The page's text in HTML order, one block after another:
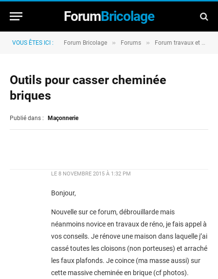
ForumBricolage
VOUS ÊTES ICI : Forum Bricolage » Forums » Forum travaux et rénovation
Outils pour casser cheminée
briques
Publié dans : Maçonnerie
LE 8 NOVEMBRE 2015 À 1:32 PM
Bonjour,
Nouvelle sur ce forum, débrouillarde mais
néanmoins novice en travaux de réno, je fais appel à
vos conseils. Je rénove une maison dans laquelle j’ai
cassé toutes les cloisons (non porteuses) et arraché
les faux plafonds. Je coince (ma masse aussi) sur
cette massive cheminée en brique (cf photos).